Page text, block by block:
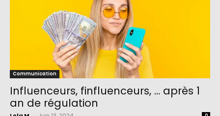
Communication
Influenceurs, finfluenceurs, … après 1
an de régulation